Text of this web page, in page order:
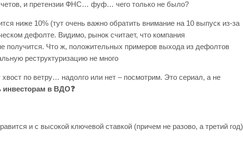
и претензии ФНС… фуф… чего только не было?
ниже 10% (тут очень важно обратить внимание на 10 выпуск из-за
дефолте. Видимо, рынок считает, что компания
получится. Что ж, положительных примеров выхода из дефолтов
реструктуризацию не много
по ветру… надолго или нет – посмотрим. Это сериал, а не
инвесторам в ВДО❓
и с высокой ключевой ставкой (причем не разово, а третий год)